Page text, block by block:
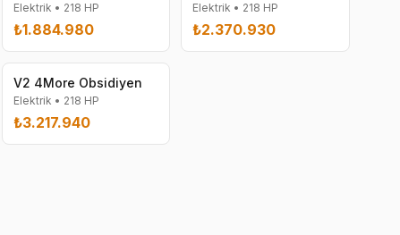
Elektrik • 218 HP
₺1.884.980
Elektrik • 218 HP
₺2.370.930
V2 4More Obsidiyen
Elektrik • 218 HP
₺3.217.940